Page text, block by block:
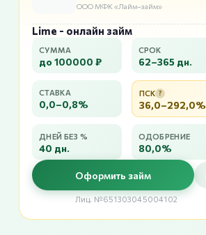
ООО МФК «Лайм–займ»
Lime - онлайн займ
СУММА
до 100000 ₽
СРОК
62–365 дн.
СТАВКА
0,0–0,8%
ПСК ?
36,0–292,0%
ДНЕЙ БЕЗ %
40 дн.
ОДОБРЕНИЕ
80,0%
Оформить займ
Лиц. №651303045004102